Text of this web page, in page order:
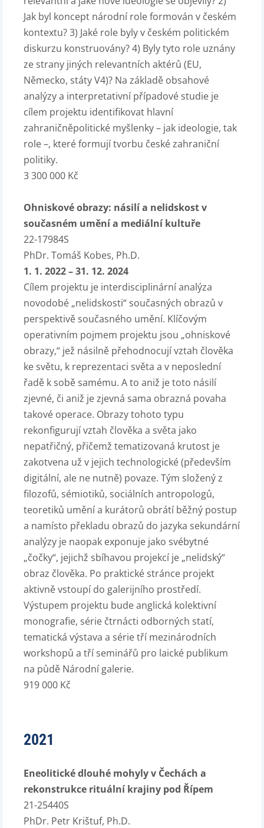
Jak byl koncept národní role formován v českém
kontextu? 3) Jaké role byly v českém politickém
diskurzu konstruovány? 4) Byly tyto role uznány
ze strany jiných relevantních aktérů (EU,
Německo, státy V4)? Na základě obsahové
analýzy a interpretativní případové studie je
cílem projektu identifikovat hlavní
zahraničněpolitické myšlenky – jak ideologie, tak
role –, které formují tvorbu české zahraniční
politiky.
3 300 000 Kč
Ohniskové obrazy: násilí a nelidskost v
současném umění a mediální kultuře
22-17984S
PhDr. Tomáš Kobes, Ph.D.
1. 1. 2022 – 31. 12. 2024
Cílem projektu je interdisciplinární analýza
novodobé „nelidskosti“ současných obrazů v
perspektivě současného umění. Klíčovým
operativním pojmem projektu jsou „ohniskové
obrazy,“ jež násilně přehodnocují vztah člověka
ke světu, k reprezentaci světa a v neposlední
řadě k sobě samému. A to aniž je toto násilí
zjevné, či aniž je zjevná sama obrazná povaha
takové operace. Obrazy tohoto typu
rekonfigurují vztah člověka a světa jako
nepatřičný, přičemž tematizovaná krutost je
zakotvena už v jejich technologické (především
digitální, ale ne nutně) povaze. Tým složený z
filozofů, sémiotiků, sociálních antropologů,
teoretiků umění a kurátorů obrátí běžný postup
a namísto překladu obrazů do jazyka sekundární
analýzy je naopak exponuje jako svébytné
„čočky“, jejichž sbíhavou projekcí je „nelidský“
obraz člověka. Po praktické stránce projekt
aktivně vstoupí do galerijního prostředí.
Výstupem projektu bude anglická kolektivní
monografie, série čtrnácti odborných statí,
tematická výstava a série tří mezinárodních
workshopů a tří seminářů pro laické publikum
na půdě Národní galerie.
919 000 Kč
2021
Eneolitické dlouhé mohyly v Čechách a
rekonstrukce rituální krajiny pod Řípem
21-25440S
PhDr. Petr Krištuf, Ph.D.